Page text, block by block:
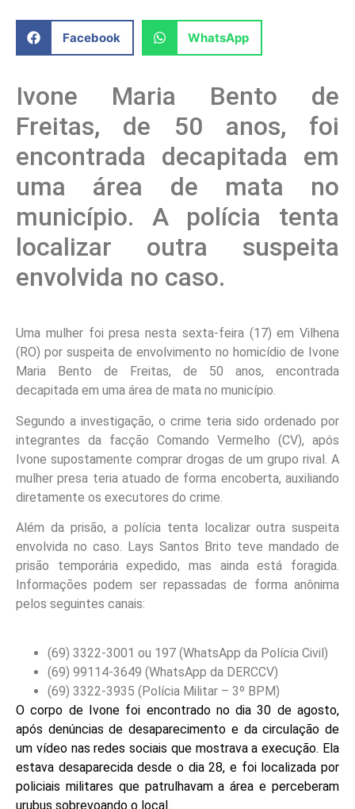
Facebook WhatsApp
Ivone Maria Bento de
Freitas, de 50 anos, foi
encontrada decapitada em
uma área de mata no
município. A polícia tenta
localizar outra suspeita
envolvida no caso.
Uma mulher foi presa nesta sexta-feira (17) em Vilhena
(RO) por suspeita de envolvimento no homicídio de Ivone
Maria Bento de Freitas, de 50 anos, encontrada
decapitada em uma área de mata no município.
Segundo a investigação, o crime teria sido ordenado por
integrantes da facção Comando Vermelho (CV), após
Ivone supostamente comprar drogas de um grupo rival. A
mulher presa teria atuado de forma encoberta, auxiliando
diretamente os executores do crime.
Além da prisão, a polícia tenta localizar outra suspeita
envolvida no caso. Lays Santos Brito teve mandado de
prisão temporária expedido, mas ainda está foragida.
Informações podem ser repassadas de forma anônima
pelos seguintes canais:
(69) 3322-3001 ou 197 (WhatsApp da Polícia Civil)
(69) 99114-3649 (WhatsApp da DERCCV)
(69) 3322-3935 (Polícia Militar – 3º BPM)
O corpo de Ivone foi encontrado no dia 30 de agosto,
após denúncias de desaparecimento e da circulação de
um vídeo nas redes sociais que mostrava a execução. Ela
estava desaparecida desde o dia 28, e foi localizada por
policiais militares que patrulhavam a área e perceberam
urubus sobrevoando o local.